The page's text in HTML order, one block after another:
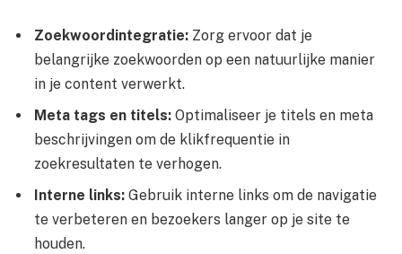
Zoekwoordintegratie: Zorg ervoor dat je
belangrijke zoekwoorden op een natuurlijke manier
in je content verwerkt.
Meta tags en titels: Optimaliseer je titels en meta
beschrijvingen om de klikfrequentie in
zoekresultaten te verhogen.
Interne links: Gebruik interne links om de navigatie
te verbeteren en bezoekers langer op je site te
houden.